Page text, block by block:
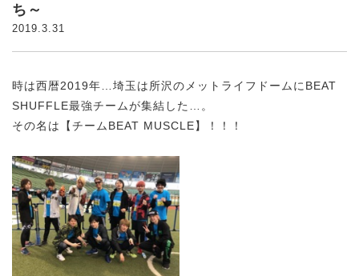
ち～
2019.3.31
時は西暦2019年…埼玉は所沢のメットライフドームにBEAT
SHUFFLE最強チームが集結した…。
その名は【チームBEAT MUSCLE】！！！